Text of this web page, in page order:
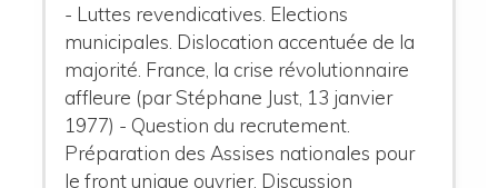
- Luttes revendicatives. Elections
municipales. Dislocation accentuée de la
majorité. France, la crise révolutionnaire
affleure (par Stéphane Just, 13 janvier
1977) - Question du recrutement.
Préparation des Assises nationales pour
le front unique ouvrier. Discussion